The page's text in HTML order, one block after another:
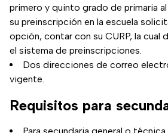
primero y quinto grado de primaria
su preinscripción en la escuela
opción, contar con su CURP, la cual
el sistema de preinscripciones.
Dos direcciones de correo
vigente.
Requisitos para